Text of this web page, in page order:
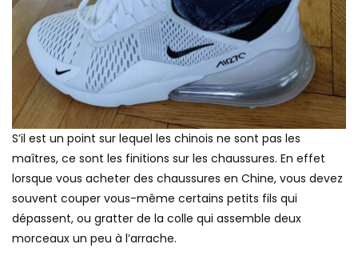
S’il est un point sur lequel les chinois ne sont pas les
maîtres, ce sont les finitions sur les chaussures. En effet
lorsque vous acheter des chaussures en Chine, vous devez
souvent couper vous-même certains petits fils qui
dépassent, ou gratter de la colle qui assemble deux
morceaux un peu à l’arrache.